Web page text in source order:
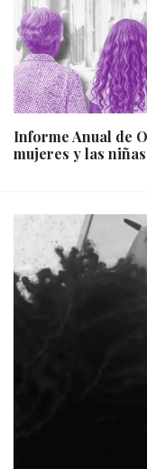
Informe Anual de
mujeres y las